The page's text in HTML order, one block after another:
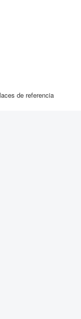
de referencia